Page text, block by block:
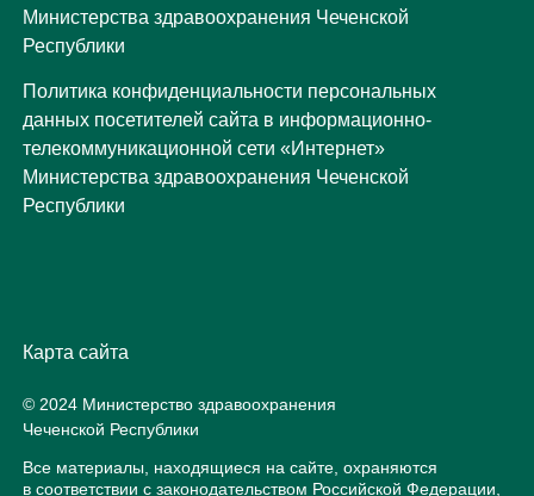
Министерства здравоохранения Чеченской
Республики
Карта сайта
Политика конфиденциальности персональных
данных посетителей сайта в информационно-
телекоммуникационной сети «Интернет»
Министерства здравоохранения Чеченской
Республики
Все материалы, находящиеся на сайте, охраняются
в соответствии с законодательством Российской Федерации,
© 2024 Министерство здравоохранения
Чеченской Республики